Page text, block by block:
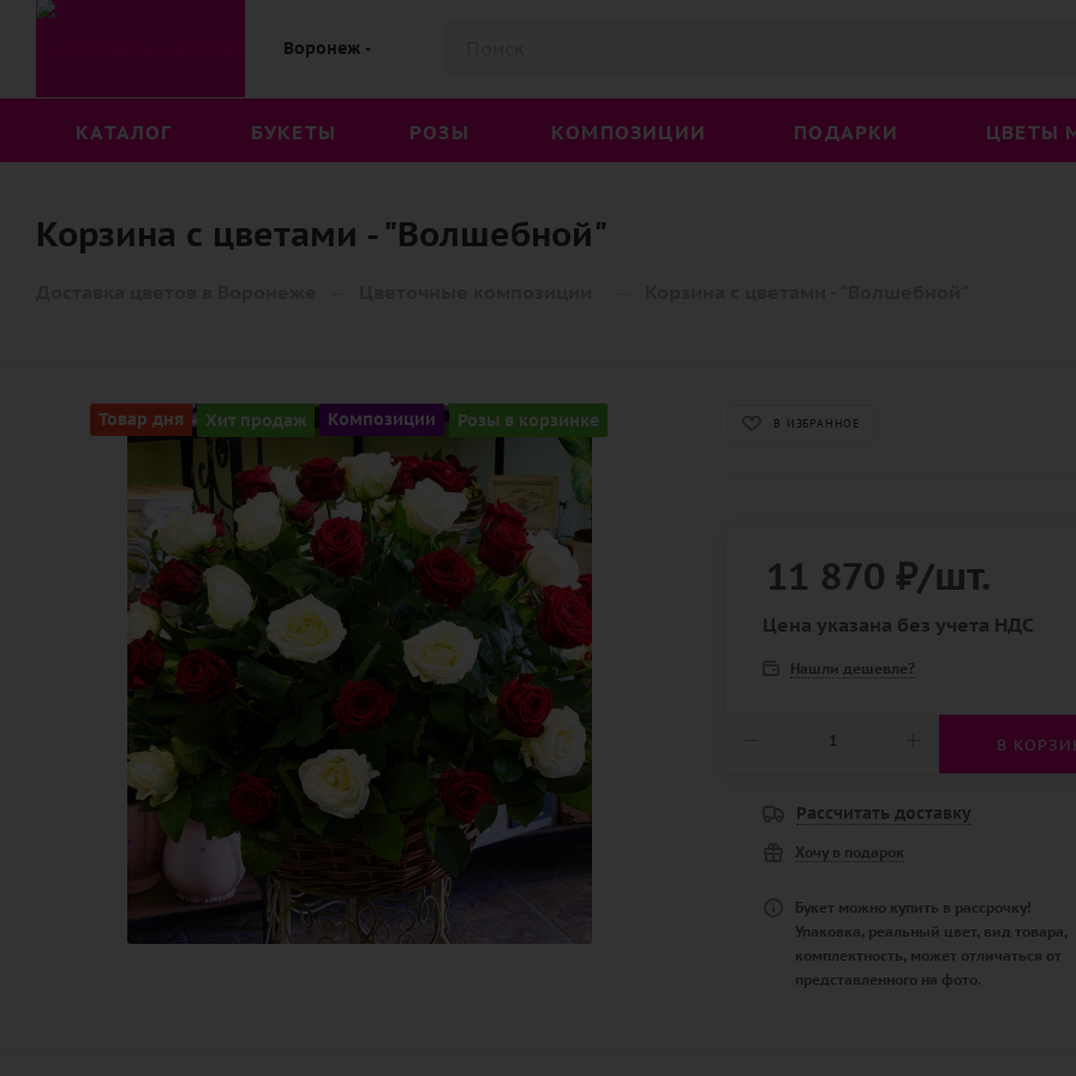
Воронеж
КАТАЛОГ БУКЕТЫ РОЗЫ КОМПОЗИЦИИ ПОДАРКИ ЦВЕТЫ
Корзина с цветами - "Волшебной"
Товар дня Хит продаж Композиции Розы в корзинке В ИЗБРАННОЕ
11 870 ₽/шт.
Цена указана без учета НДС
Нашли дешевле?
В
Рассчитать доставку
Хочу в подарок
Букет можно купить в рассрочку!
Упаковка, реальный цвет, вид товара,
комплектность, может отличаться от
представленного на фото.